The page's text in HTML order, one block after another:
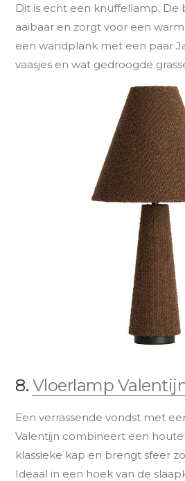
Dit is echt een knuffellamp. De
aaibaar en zorgt voor een
een wandplank met een paar
vaasjes en wat gedroogde
8. Vloerlamp
Een verrassende vondst met
Valentijn combineert een
klassieke kap en brengt sfeer
Ideaal in een hoek van de